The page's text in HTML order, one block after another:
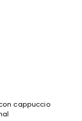
cappuccio